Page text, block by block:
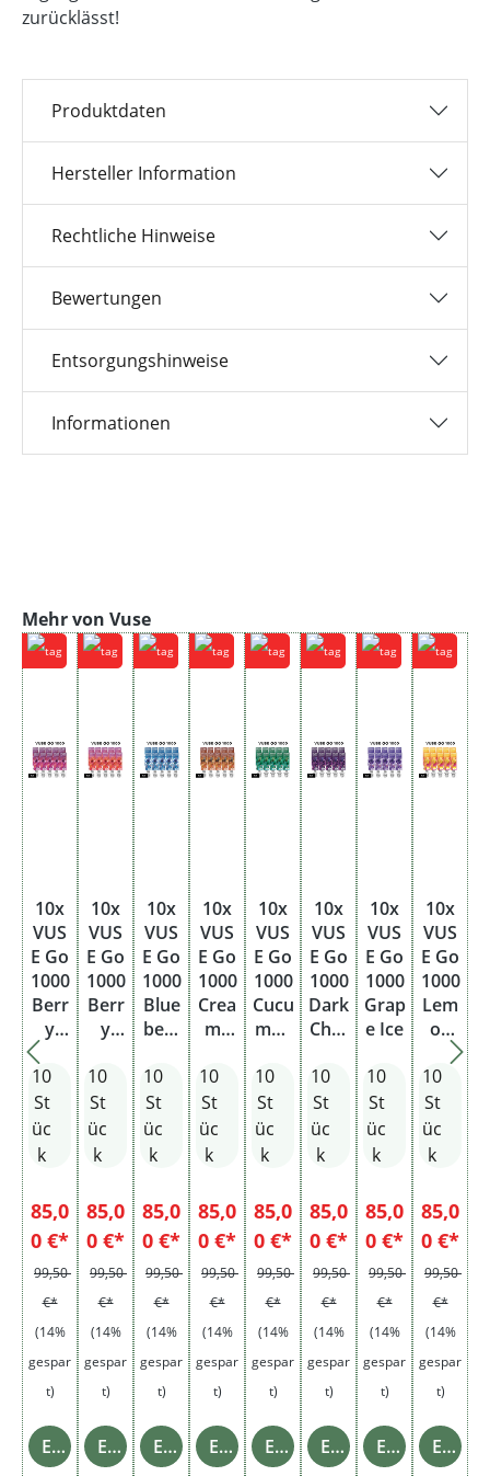
zurücklässt!
Produktdaten
Hersteller Information
Rechtliche Hinweise
Bewertungen
Entsorgungshinweise
Informationen
Produktgalerie überspringen
Mehr von Vuse
10x
VUS
E Go
1000
Berr
y
Blen
d
10
St
üc
k
85,0
0 €*
99,50
€*
(14%
gespar
t)
Einzelheiten
10x
VUS
E Go
1000
Berr
y
rmel
on
10
St
üc
k
85,0
0 €*
99,50
€*
(14%
gespar
t)
Einzelheiten
10x
VUS
E Go
1000
Blue
berr
10
St
üc
k
85,0
0 €*
99,50
€*
(14%
gespar
t)
Einzelheiten
10x
VUS
E Go
1000
Crea
my
cco
10
St
üc
k
85,0
0 €*
99,50
€*
(14%
gespar
t)
Einzelheiten
10x
VUS
E Go
1000
Cucu
mbe
10
St
üc
k
85,0
0 €*
99,50
€*
(14%
gespar
t)
Einzelheiten
10x
VUS
E Go
1000
Dark
Cher
10
St
üc
k
85,0
0 €*
99,50
€*
(14%
gespar
t)
Einzelheiten
10x
VUS
E Go
1000
Grap
e Ice
10
St
üc
k
85,0
0 €*
99,50
€*
(14%
gespar
t)
Einzelheiten
10x
VUS
E Go
1000
Lem
on
Berr
y
10
St
üc
k
85,0
0 €*
99,50
€*
(14%
gespar
t)
Einzelheiten